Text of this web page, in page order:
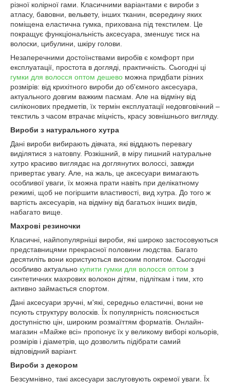
різної колірної гами. Класичними варіантами є вироби з
атласу, бавовни, вельвету, інших тканин, всередину яких
поміщена еластична гумка, прихована під текстилем. Це
покращує функціональність аксесуара, зменшує тиск на
волоски, цибулини, шкіру голови.
Незаперечними достоїнствами виробів є комфорт при
експлуатації, простота в догляді, практичність. Сьогодні ці
гумки для волосся оптом дешево можна придбати різних
розмірів: від крихітного вироби до об'ємного аксесуара,
актуального довгим важким пасмам. Але на відміну від
силіконових предметів, їх термін експлуатації недовговічний –
текстиль з часом втрачає міцність, красу зовнішнього вигляду.
Вироби з натурального хутра
Дані вироби вибирають дівчата, які віддають перевагу
виділятися з натовпу. Розкішний, в міру пишний натуральне
хутро красиво виглядає на доглянутих волоссі, завжди
привертає увагу. Але, на жаль, це аксесуари вимагають
особливої уваги, їх можна прати навіть при делікатному
режимі, щоб не погіршити властивості, вид хутра. До того ж
вартість аксесуарів, на відміну від багатьох інших видів,
набагато вище.
Махрові резиночки
Класичні, найпопулярніші вироби, які широко застосовуються
представницями прекрасної половини людства. Багато
десятиліть вони користуються високим попитом. Сьогодні
особливо актуально купити гумки для волосся оптом з
синтетичних махрових волокон дітям, підліткам і тим, хто
активно займається спортом.
Дані аксесуари зручні, м'які, середньо еластичні, вони не
псують структуру волосків. Їх популярність пояснюється
доступністю цін, широким розмаїттям форматів. Онлайн-
магазин «Майже всі» пропонує їх у великому виборі кольорів,
розмірів і діаметрів, що дозволить підібрати самий
відповідний варіант.
Вироби з декором
Безсумнівно, такі аксесуари заслуговують окремої уваги. Їх